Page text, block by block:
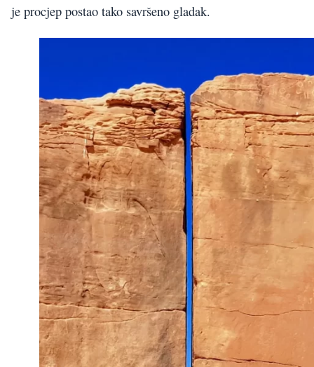
je procjep postao tako savršeno gladak.